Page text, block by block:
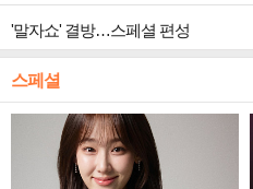
'말자쇼' 결방…스페셜 편성
스페셜